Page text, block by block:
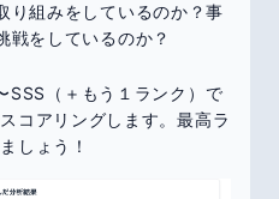
り組みをしているのか？事
戦をしているのか？
SSS（＋もう１ランク）で
コアリングします。最高ラ
しょう！